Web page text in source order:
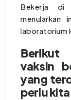
Bekerja di
menularkan
laboratorium
Berikut
vaksin
yang
perlu